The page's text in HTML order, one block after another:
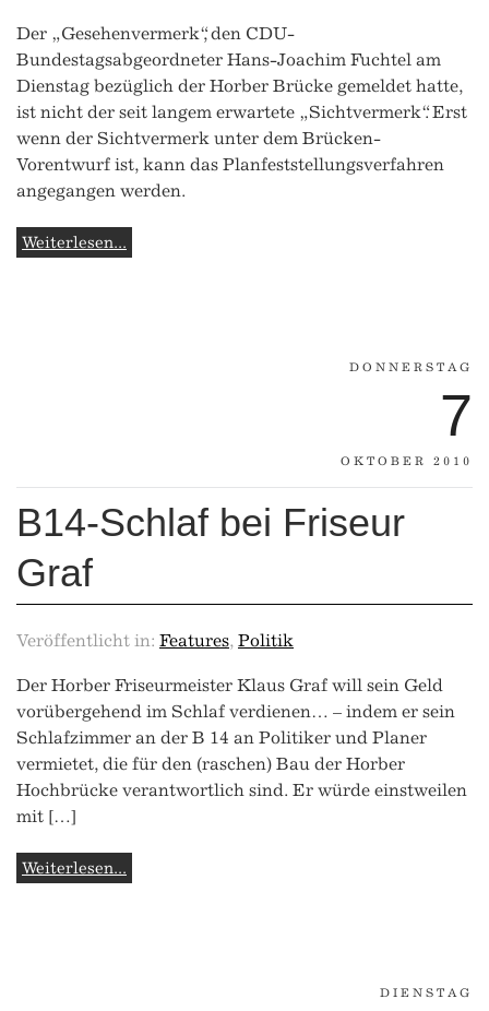
Der „Gesehenvermerk“, den CDU-
Bundestagsabgeordneter Hans-Joachim Fuchtel am
Dienstag bezüglich der Horber Brücke gemeldet hatte,
ist nicht der seit langem erwartete „Sichtvermerk“. Erst
wenn der Sichtvermerk unter dem Brücken-
Vorentwurf ist, kann das Planfeststellungsverfahren
angegangen werden.
Weiterlesen...
DONNERSTAG
7
OKTOBER 2010
B14-Schlaf bei Friseur
Graf
Veröffentlicht in: Features, Politik
Der Horber Friseurmeister Klaus Graf will sein Geld
vorübergehend im Schlaf verdienen… – indem er sein
Schlafzimmer an der B 14 an Politiker und Planer
vermietet, die für den (raschen) Bau der Horber
Hochbrücke verantwortlich sind. Er würde einstweilen
mit […]
Weiterlesen...
DIENSTAG